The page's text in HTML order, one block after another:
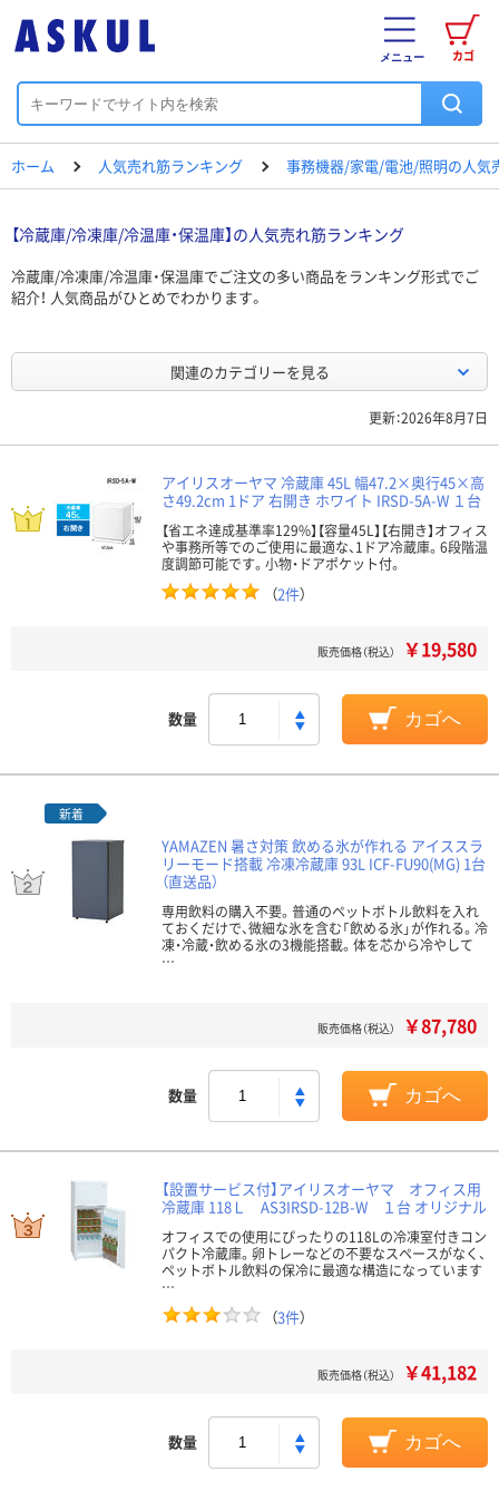
カゴ
メニュー
ホーム 人気売れ筋ランキング 事務機器/家電/電池/照明の人気
【冷蔵庫/冷凍庫/冷温庫・保温庫】の人気売れ筋ランキング
冷蔵庫/冷凍庫/冷温庫・保温庫でご注文の多い商品をランキング形式でご
紹介！ 人気商品がひとめでわかります。
関連のカテゴリーを見る
更新：2026年8月7日
アイリスオーヤマ 冷蔵庫 45L 幅47.2×奥行45×高
さ49.2cm 1ドア 右開き ホワイト IRSD-5A-W １台
【省エネ達成基準率129%】【容量45L】【右開き】オフィス
や事務所等でのご使用に最適な、1ドア冷蔵庫。6段階温
度調節可能です。小物・ドアポケット付。
（2件）
販売価格（税込） ￥19,580
数量 カゴへ
新着
YAMAZEN 暑さ対策 飲める氷が作れる アイススラ
リーモード搭載 冷凍冷蔵庫 93L ICF-FU90(MG) 1台
（直送品）
専用飲料の購入不要。普通のペットボトル飲料を入れ
ておくだけで、微細な氷を含む「飲める氷」が作れる。冷
凍・冷蔵・飲める氷の3機能搭載。体を芯から冷やして
…
販売価格（税込） ￥87,780
数量 カゴへ
【設置サービス付】アイリスオーヤマ オフィス用
冷蔵庫 118Ｌ AS3IRSD-12B-W １台 オリジナル
オフィスでの使用にぴったりの118Lの冷凍室付きコン
パクト冷蔵庫。卵トレーなどの不要なスペースがなく、
ペットボトル飲料の保冷に最適な構造になっています
…
（3件）
販売価格（税込） ￥41,182
数量 カゴへ